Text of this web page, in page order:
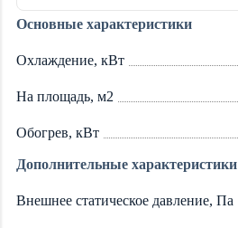
Основные характеристики
Охлаждение, кВт
На площадь, м2
Обогрев, кВт
Дополнительные характеристики
Внешнее статическое давление, Па